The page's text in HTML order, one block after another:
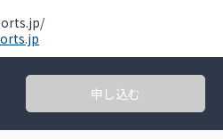
申し込む